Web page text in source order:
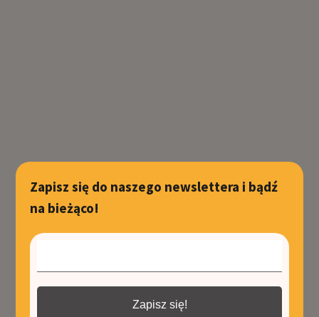
Zapisz się do naszego newslettera i bądź
na bieżąco!
Zapisz się!